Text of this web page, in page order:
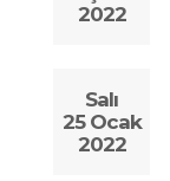
2022
Salı
25 Ocak
2022